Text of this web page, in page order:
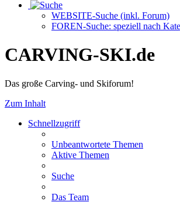
WEBSITE-Suche (inkl. Forum)
FOREN-Suche: speziell nach
CARVING-SKI.de
Das große Carving- und Skiforum!
Zum Inhalt
Schnellzugriff
Unbeantwortete Themen
Aktive Themen
Suche
Das Team